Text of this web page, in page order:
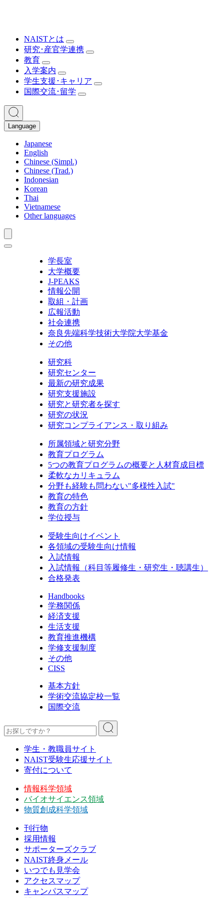
NAISTとは
研究･産官学連携
教育
入学案内
学生支援･キャリア
国際交流･留学
Language
Japanese
English
Chinese (Simpl.)
Chinese (Trad.)
Indonesian
Korean
Thai
Vietnamese
Other languages
学長室
大学概要
J-PEAKS
情報公開
取組・計画
広報活動
社会連携
奈良先端科学技術大学院大学基金
その他
研究科
研究センター
最新の研究成果
研究支援施設
研究と研究者を探す
研究の状況
研究コンプライアンス・取り組み
所属領域と研究分野
教育プログラム
5つの教育プログラムの概要と人材育成目標
柔軟なカリキュラム
分野も経験も問わない"多様性入試"
教育の特色
教育の方針
学位授与
受験生向けイベント
各領域の受験生向け情報
入試情報
入試情報（科目等履修生・研究生・聴講生）
合格発表
Handbooks
学務関係
経済支援
生活支援
教育推進機構
学修支援制度
その他
CISS
基本方針
学術交流協定校一覧
国際交流
学生・教職員サイト
NAIST受験生応援サイト
寄付について
情報科学領域
バイオサイエンス領域
物質創成科学領域
刊行物
採用情報
サポーターズクラブ
NAIST終身メール
いつでも見学会
アクセスマップ
キャンパスマップ